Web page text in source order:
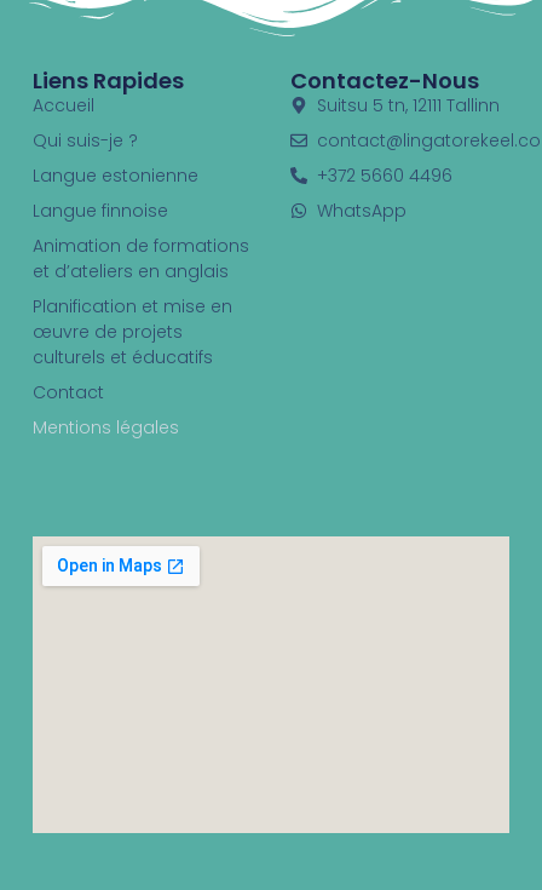
Liens Rapides
Accueil
Qui suis-je ?
Langue estonienne
Langue finnoise
Animation de formations
et d’ateliers en anglais
Planification et mise en
œuvre de projets
culturels et éducatifs
Contact
Mentions légales
Contactez-Nous
Suitsu 5 tn, 12111 Tallinn
+372 5660 4496
WhatsApp